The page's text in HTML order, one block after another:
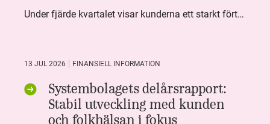
Under fjärde kvartalet visar kunderna ett starkt förtroende för Systembolaget. Nöjd Kund Index (NKI) når en ny rekordnivå och bidrar till att även helåret avslutar starkt. Arbetet med ansvarsfull försäljning ger tydliga resultat där ålderskontroller når sina högsta nivåer någonsin. Samtidigt fortsätter kundernas val att förändras. Allt fler väljer öl och drycker med lägre alkoholhalt. Vi ser också en lägre försäljningsvolym under kvartalet, en utveckling som ligger i linje med den långsiktiga minskningen i alkoholkonsumtionen i Sverige. De officiella konsumtionssiffrorna från CAN för 2025 kommer först under våren men försäljningssiffrorna pekar åt samma håll.
13 JUL 2026 FINANSIELL INFORMATION
Systembolagets delårsrapport:
Stabil utveckling med kunden
och folkhälsan i fokus